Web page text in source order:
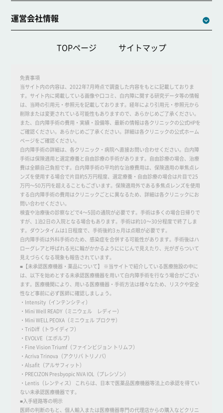
運営会社情報
TOPページ サイトマップ
免責事項
当サイト内の内容は、2022年7月時点で調査した内容をもとに記載しておりま
す。サイト内に掲載している画像や口コミ、白内障に関する研究データ等の情報
は、当時の引用元・参照元を記載しております。経年により引用元・参照元から
削除または変更されている可能性もありますので、あらかじめご了承ください。
また、白内障手術の費用・実績・設備等、最新の情報は各クリニックの公式HPを
ご確認ください。あらかじめご了承ください。詳細は各クリニックの公式ホーム
ページをご確認ください。
白内障手術の詳細は、各クリニック・病院へ直接お問い合わせください。白内障
手術は保険適用と選定療養と自由診療の手術があります。自由診療の場合、治療
費は全額自己負担です。白内障手術の平均的な治療費用は、保険適用の単焦点レ
ンズを使用する場合で片目約5万円程度、選定療養・自由診療の場合は片目で25
万円～50万円を超えることもございます。保険適用外である多焦点レンズを使用
する白内障手術の費用はクリニックごとに異なるため、詳細は各クリニックにお
問い合わせください。
検査や治療後の診察などで4～5回の通院が必要です。手術は多くの場合日帰りで
すが、1泊2日の入院となる場合もあります。手術は約10～30分程度で終了しま
す。ダウンタイムは1日程度で、手術後約3ヵ月は点眼が必要です。
白内障手術は外科手術のため、感染症を合併する可能性があります。手術後はハ
ローグレアと呼ばれる光に輪がかかるようににじんで見えたり、光がぎらついて
見えづらくなる現象も報告されています。
■【未承認医療機器・薬品について】 ※当サイトで紹介している医療施設の中に
は、以下を始めとする未承認医療機器を用いて白内障手術を行なう場合がござい
ます。医療機関により、用いる医療機器・手術方法は様々なため、リスクや安全
性など事前に必ず医師に確認しましょう。
・Intensity（インテンシティ）
・Mini Well READY（ミニウェル レディー）
・Mini WELL PEOXA（ミニウェル プロクサ）
・TriDiff（トライディフ）
・EVOLVE（エボルブ）
・Fine Vision Triumf（ファインビジョン トリムフ）
・Acriva Trinova（アクリバ トリノバ）
・Alsafit（アルサフィット）
・PRECIZON Presbyopic NVA IOL（プレシゾン）
・Lentis（レンティス） これらは、日本で医薬品医療機器等法上の承認を得てい
ない未承認医療機器です。
■入手経路等の明示
医師の判断のもと、個人輸入または医療機器専門の代理店からの購入などクリニ